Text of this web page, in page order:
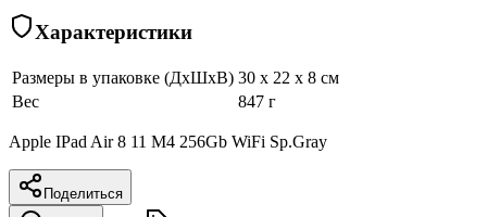
Характеристики
Размеры в упаковке (ДхШхВ) 30 x 22 x 8 см
Вес
847 г
Apple IPad Air 8 11 M4 256Gb WiFi Sp.Gray
Поделиться